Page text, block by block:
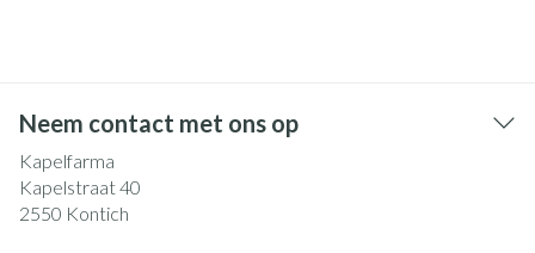
Neem contact met ons op
Kapelfarma
Kapelstraat 40
2550 Kontich